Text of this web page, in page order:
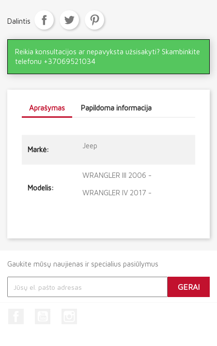
Dalintis
Reikia konsultacijos ar nepavyksta užsisakyti? Skambinkite
telefonu +37069521034
Aprašymas Papildoma informacija
Markė: Jeep
Modelis:
WRANGLER III 2006 -
WRANGLER IV 2017 -
Gaukite mūsų naujienas ir specialius pasiūlymus